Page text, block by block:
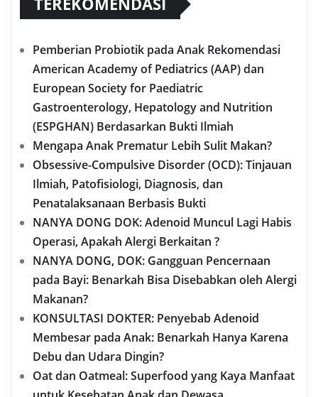
Pemberian Probiotik pada Anak Rekomendasi
American Academy of Pediatrics (AAP) dan
European Society for Paediatric
Gastroenterology, Hepatology and Nutrition
(ESPGHAN) Berdasarkan Bukti Ilmiah
Mengapa Anak Prematur Lebih Sulit Makan?
Obsessive-Compulsive Disorder (OCD): Tinjauan
Ilmiah, Patofisiologi, Diagnosis, dan
Penatalaksanaan Berbasis Bukti
NANYA DONG DOK: Adenoid Muncul Lagi Habis
Operasi, Apakah Alergi Berkaitan ?
NANYA DONG, DOK: Gangguan Pencernaan
pada Bayi: Benarkah Bisa Disebabkan oleh Alergi
Makanan?
KONSULTASI DOKTER: Penyebab Adenoid
Membesar pada Anak: Benarkah Hanya Karena
Debu dan Udara Dingin?
Oat dan Oatmeal: Superfood yang Kaya Manfaat